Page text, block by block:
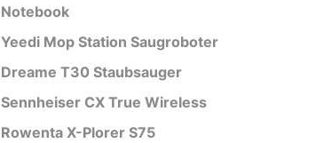
Notebook
Yeedi Mop Station Saugroboter
Dreame T30 Staubsauger
Sennheiser CX True Wireless
Rowenta X-Plorer S75